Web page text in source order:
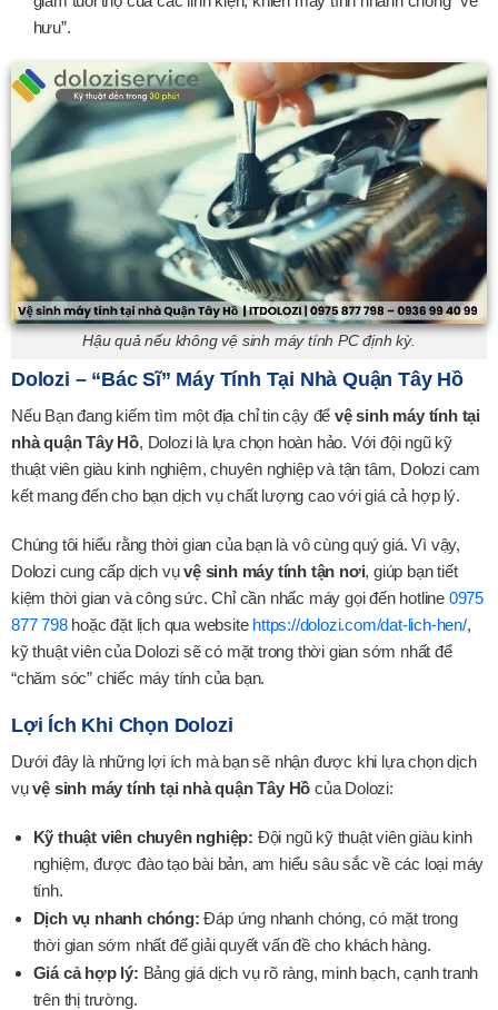
hưu”.
Hậu quả nếu không vệ sinh máy tính PC định kỳ.
Dolozi – “Bác Sĩ” Máy Tính Tại Nhà Quận Tây Hồ
Nếu Bạn đang kiếm tìm một địa chỉ tin cậy để vệ sinh máy tính tại
nhà quận Tây Hồ, Dolozi là lựa chọn hoàn hảo. Với đội ngũ kỹ
thuật viên giàu kinh nghiệm, chuyên nghiệp và tận tâm, Dolozi cam
kết mang đến cho bạn dịch vụ chất lượng cao với giá cả hợp lý.
Chúng tôi hiểu rằng thời gian của bạn là vô cùng quý giá. Vì vậy,
Dolozi cung cấp dịch vụvệ sinh máy tính tận nơi, giúp bạn tiết
kiệm thời gian và công sức. Chỉ cần nhấc máy gọi đến hotline 0975
877 798hoặc đặt lịch qua website https://dolozi.com/dat-lich-hen/,
kỹ thuật viên của Dolozi sẽ có mặt trong thời gian sớm nhất để
“chăm sóc” chiếc máy tính của bạn.
Lợi Ích Khi Chọn Dolozi
Dưới đây là những lợi ích mà bạn sẽ nhận được khi lựa chọn dịch
vụvệ sinh máy tính tại nhà quận Tây Hồ của Dolozi:
Kỹ thuật viên chuyên nghiệp: Đội ngũ kỹ thuật viên giàu kinh
nghiệm, được đào tạo bài bản, am hiểu sâu sắc về các loại máy
tính.
Dịch vụ nhanh chóng: Đáp ứng nhanh chóng, có mặt trong
thời gian sớm nhất để giải quyết vấn đề cho khách hàng.
Giá cả hợp lý: Bảng giá dịch vụ rõ ràng, minh bạch, cạnh tranh
trên thị trường.